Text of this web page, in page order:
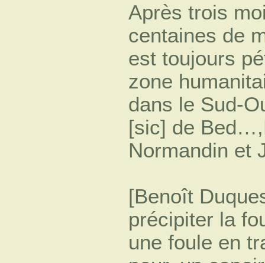
Après trois
centaines de
est toujours
zone
dans le Sud-
[sic] de
Normandin et
[Benoît
précipiter la
une foule en